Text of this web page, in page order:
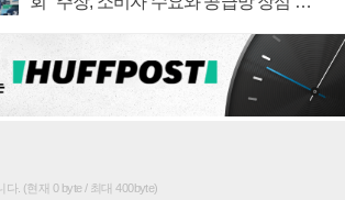
. (현재 0 byte / 최대 400byte)